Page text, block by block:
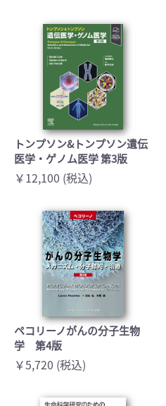
トンプソン&トンプソン遺伝
医学・ゲノム医学 第3版
￥12,100 (税込)
ペコリーノがんの分子生物
学 第4版
￥5,720 (税込)